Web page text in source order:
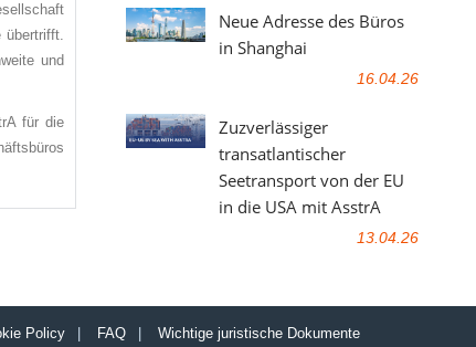
übertrifft.
und
für die
Neue Adresse des Büros
in Shanghai
16.04.26
Zuzverlässiger
transatlantischer
Seetransport von der EU
in die USA mit AsstrA
13.04.26
Policy FAQ Wichtige juristische Dokumente